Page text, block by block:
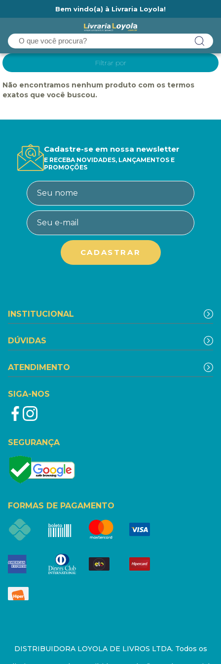
Bem vindo(a) à Livraria Loyola!
Filtrar por
Não encontramos nenhum produto com os termos
exatos que você buscou.
Cadastre-se em nossa newsletter
E RECEBA NOVIDADES, LANÇAMENTOS E
PROMOÇÕES
INSTITUCIONAL
DÚVIDAS
ATENDIMENTO
SIGA-NOS
SEGURANÇA
FORMAS DE PAGAMENTO
DISTRIBUIDORA LOYOLA DE LIVROS LTDA. Todos os